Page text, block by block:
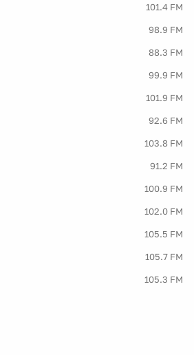
101.4 FM
98.9 FM
88.3 FM
99.9 FM
101.9 FM
92.6 FM
103.8 FM
91.2 FM
100.9 FM
102.0 FM
105.5 FM
105.7 FM
105.3 FM